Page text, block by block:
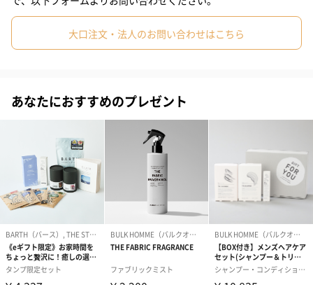
「入浴時の体」「体を拭く前の体」「体を拭いた後の体」、それ
ぞれの保湿感を発揮する“THE BODY TREATMENT”。保湿レベルを
自在にコントロールすることで、より自分好みの素肌を実現しま
体が乾燥している男性は意外と多い
1本で全身のボディケア
体が乾燥している男性は意外と多いのではないでしょうか。
でもボディクリームを塗るのは面倒。そんな男性の隠れた悩みに
答えるアイテムを作りたい。その思いでTHE BODY TREATMENTを
作りました。お風呂でも、部屋でも使えるボディクリーム。これ
は、今までありそうでなかったアイテムです。恐らく業界初では
ないでしょうか。面倒くさがりな男性でもシンプルで効率的に、1
大口注文・法人のお問い合わせはこちら
あなたにおすすめのプレゼント